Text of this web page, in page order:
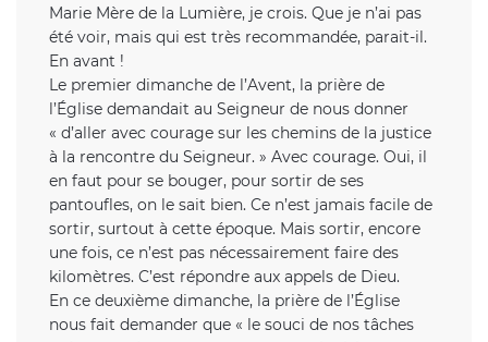
Marie Mère de la Lumière, je crois. Que je n’ai pas
été voir, mais qui est très recommandée, parait-il.
En avant !
Le premier dimanche de l’Avent, la prière de
l’Église demandait au Seigneur de nous donner
« d’aller avec courage sur les chemins de la justice
à la rencontre du Seigneur. » Avec courage. Oui, il
en faut pour se bouger, pour sortir de ses
pantoufles, on le sait bien. Ce n’est jamais facile de
sortir, surtout à cette époque. Mais sortir, encore
une fois, ce n’est pas nécessairement faire des
kilomètres. C’est répondre aux appels de Dieu.
En ce deuxième dimanche, la prière de l’Église
nous fait demander que « le souci de nos tâches